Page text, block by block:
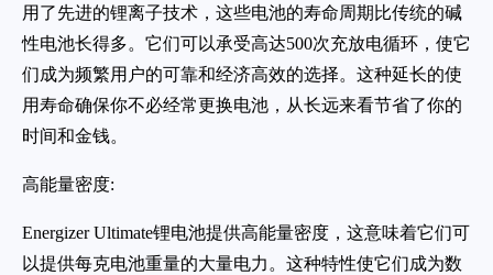
用了先进的锂离子技术，这些电池的寿命周期比传统的碱
性电池长得多。它们可以承受高达500次充放电循环，使它
们成为频繁用户的可靠和经济高效的选择。这种延长的使
用寿命确保你不必经常更换电池，从长远来看节省了你的
时间和金钱。
高能量密度:
Energizer Ultimate锂电池提供高能量密度，这意味着它们可
以提供每克电池重量的大量电力。这种特性使它们成为数